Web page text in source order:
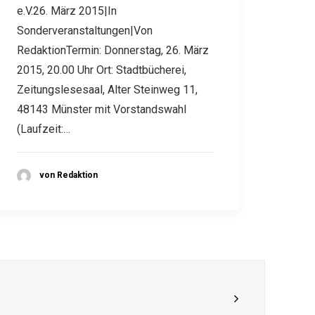
e.V.26. März 2015|In
Sonderveranstaltungen|Von
RedaktionTermin: Donnerstag, 26. März
2015, 20.00 Uhr Ort: Stadtbücherei,
Zeitungslesesaal, Alter Steinweg 11,
48143 Münster mit Vorstandswahl
(Laufzeit:…
von Redaktion